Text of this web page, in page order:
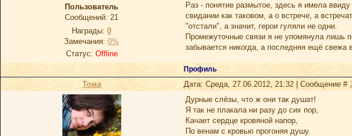
Пользователь
Сообщений: 21
Награды: 0
Замечания: 0%
Статус: Offline
Раз - понятие размытое, здесь я имела
свидании как таковом, а о встрече, а
"отстали", а значит, герои гуляли не одни.
Промежуточные связи я не упомянула лишь
забывается никогда, а последняя ещё свежа
Профиль
Тома Дата: Среда, 27.06.2012, 21:32 | Сообщение #
Дурные слёзы, что ж они так душат!
Я так не плакала ни разу до сих пор,
Качает сердце кровяной напор,
По венам с кровью прогоняя душу.